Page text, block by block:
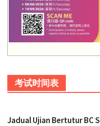
考试时间表
Jadual Ujian Bertutur BC